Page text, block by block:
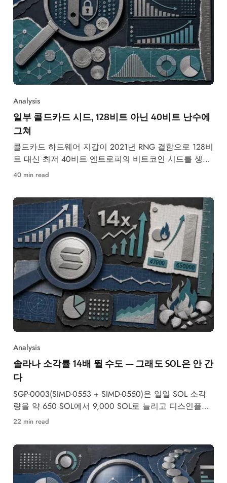
Analysis
일부 콜드카드 시드, 128비트 아닌 40비트 난수에
그쳐
콜드카드 하드웨어 지갑이 2021년 RNG 결함으로 128비
트 대신 최저 40비트 엔트로피의 비트코인 시드를 생성
했습니다.
40 min read
Analysis
솔라나 소각률 14배 뛸 수도 — 그래도 SOL은 안 간
다
SGP-0003(SIMD-0553 + SIMD-0550)은 일일 SOL 소각
량을 약 650 SOL에서 9,000 SOL로 늘리고 디스인플레
이션 속도를 2배로 높입니다 —
22 min read